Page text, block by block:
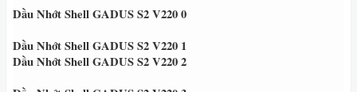
Dầu Nhớt Shell GADUS S2 V220 0
Dầu Nhớt Shell GADUS S2 V220 1
Dầu Nhớt Shell GADUS S2 V220 2